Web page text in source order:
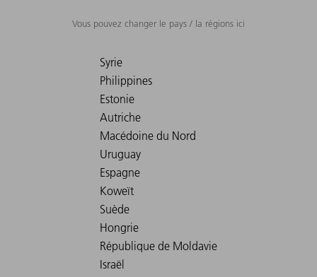
Vous pouvez changer le pays / la régions ici